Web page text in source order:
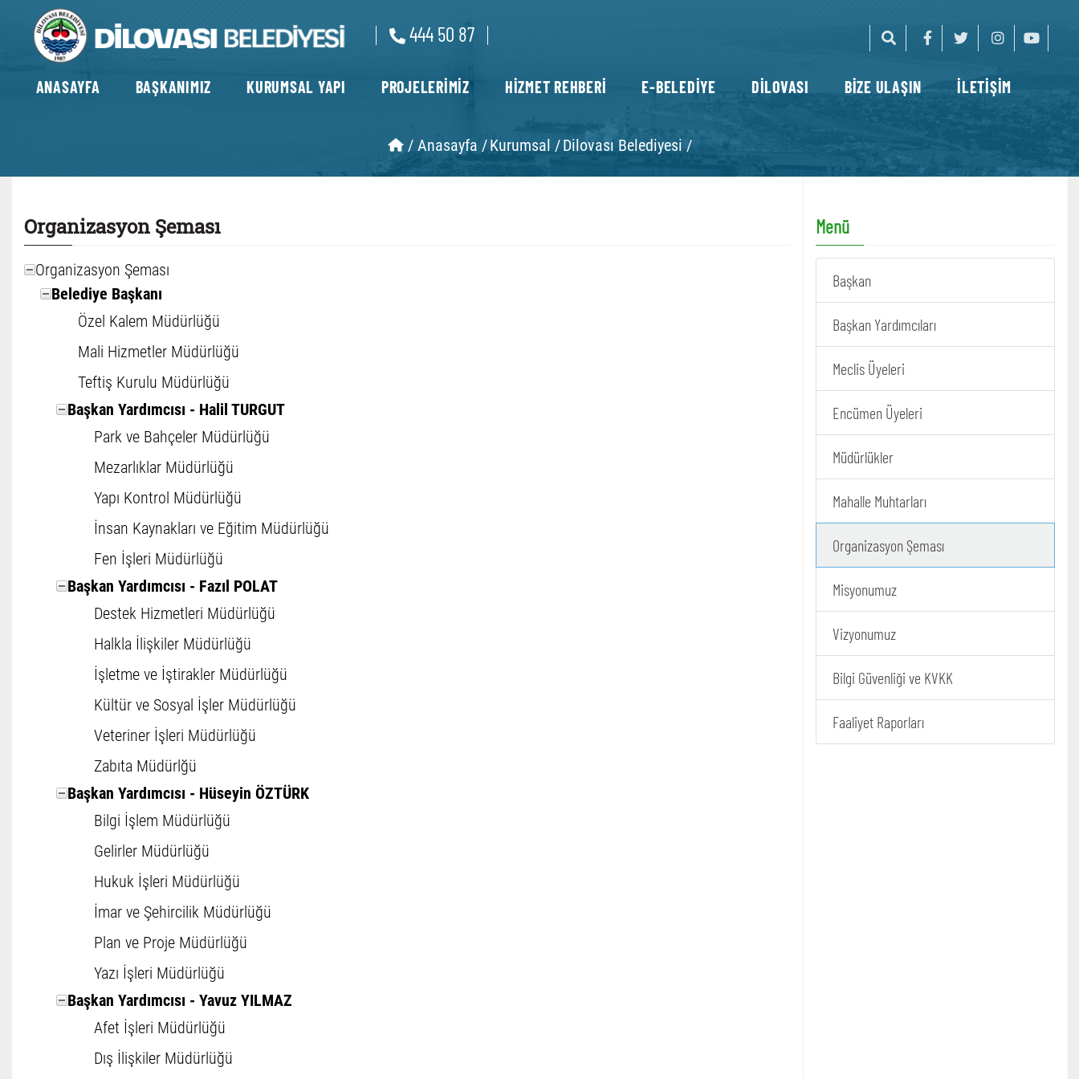
444 50 87
ANASAYFA BAŞKANIMIZ KURUMSAL YAPI PROJELERİMİZ HİZMET REHBERİ E-BELEDİYE DİLOVASI BİZE ULAŞIN İLETİŞİM
/Anasayfa /Kurumsal /Dilovası Belediyesi /
Organizasyon Şeması
Organizasyon Şeması
Belediye Başkanı
Özel Kalem Müdürlüğü
Mali Hizmetler Müdürlüğü
Teftiş Kurulu Müdürlüğü
Başkan Yardımcısı - Halil TURGUT
Park ve Bahçeler Müdürlüğü
Mezarlıklar Müdürlüğü
Yapı Kontrol Müdürlüğü
İnsan Kaynakları ve Eğitim Müdürlüğü
Fen İşleri Müdürlüğü
Başkan Yardımcısı - Fazıl POLAT
Destek Hizmetleri Müdürlüğü
Halkla İlişkiler Müdürlüğü
İşletme ve İştirakler Müdürlüğü
Kültür ve Sosyal İşler Müdürlüğü
Veteriner İşleri Müdürlüğü
Zabıta Müdürlğü
Başkan Yardımcısı - Hüseyin ÖZTÜRK
Bilgi İşlem Müdürlüğü
Gelirler Müdürlüğü
Hukuk İşleri Müdürlüğü
İmar ve Şehircilik Müdürlüğü
Plan ve Proje Müdürlüğü
Yazı İşleri Müdürlüğü
Başkan Yardımcısı - Yavuz YILMAZ
Afet İşleri Müdürlüğü
Dış İlişkiler Müdürlüğü
Menü
Başkan
Başkan Yardımcıları
Meclis Üyeleri
Encümen Üyeleri
Müdürlükler
Mahalle Muhtarları
Organizasyon Şeması
Misyonumuz
Vizyonumuz
Bilgi Güvenliği ve KVKK
Faaliyet Raporları